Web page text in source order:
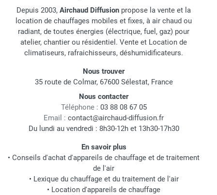
Depuis 2003, Airchaud Diffusion propose la vente et la
location de chauffages mobiles et fixes, à air chaud ou
radiant, de toutes énergies (électrique, fuel, gaz) pour
atelier, chantier ou résidentiel. Vente et Location de
climatiseurs, rafraichisseurs, déshumidificateurs.
Nous trouver
35 route de Colmar, 67600 Sélestat, France
Nous contacter
Téléphone : 03 88 08 67 05
Email : contact@airchaud-diffusion.fr
Du lundi au vendredi : 8h30-12h et 13h30-17h30
En savoir plus
• Conseils d'achat d'appareils de chauffage et de traitement
de l'air
• Lexique du chauffage et du traitement de l'air
• Location d'appareils de chauffage